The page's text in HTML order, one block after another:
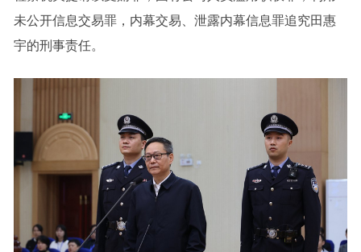
未公开信息交易罪，内幕交易、泄露内幕信息罪追究田惠
宇的刑事责任。